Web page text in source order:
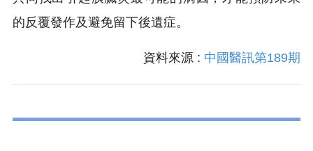
的反覆發作及避免留下後遺症。
資料來源 : 中國醫訊第189期